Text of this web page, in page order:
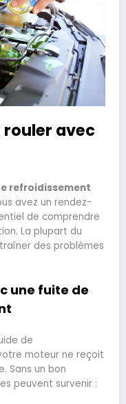
avec
refroidissement
avez un rendez-
de comprendre
La plupart du
des problèmes
une fuite de
de
moteur ne reçoit
Sans un bon
peuvent survenir :